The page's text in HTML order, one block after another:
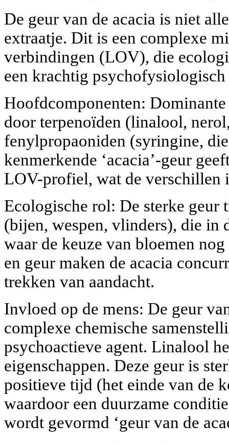
De geur van de acacia is niet
extraatje. Dit is een complexe
verbindingen (LOV), die
een krachtig
Hoofdcomponenten:
door terpenoïden (linalool,
fenylpropaoniden (syringine,
kenmerkende ‘acacia’-geur
LOV-profiel, wat de verschillen
Ecologische rol: De sterke geur
(bijen, wespen, vlinders), die in
waar de keuze van bloemen
en geur maken de acacia
trekken van aandacht.
Invloed op de mens: De geur
complexe chemische
psychoactieve agent. Linalool
eigenschappen. Deze geur is
positieve tijd (het einde van de
waardoor een duurzame
wordt gevormd ‘geur van de